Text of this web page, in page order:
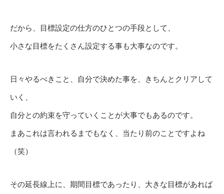
だから、目標設定の仕方のひとつの手段として、
小さな目標をたくさん設定する事も大事なのです。
日々やるべきこと、自分で決めた事を、きちんとクリアして
いく、
自分との約束を守っていくことが大事でもあるのです。
まあこれは言われるまでもなく、当たり前のことですよね
（笑）
その延長線上に、期間目標であったり、大きな目標があれば